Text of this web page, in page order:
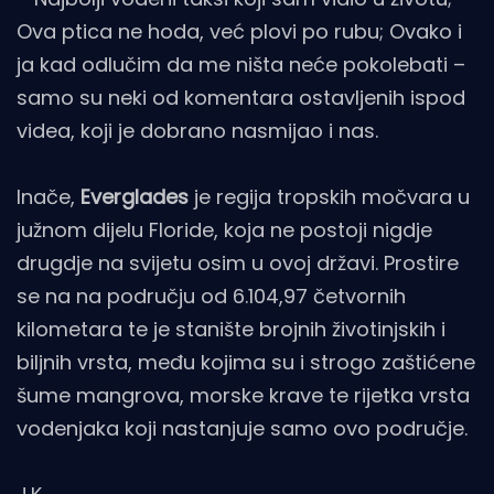
Ova ptica ne hoda, već plovi po rubu; Ovako i
ja kad odlučim da me ništa neće pokolebati –
samo su neki od komentara ostavljenih ispod
videa, koji je dobrano nasmijao i nas.
Inače, Everglades je regija tropskih močvara u
južnom dijelu Floride, koja ne postoji nigdje
drugdje na svijetu osim u ovoj državi. Prostire
se na na području od 6.104,97 četvornih
kilometara te je stanište brojnih životinjskih i
biljnih vrsta, među kojima su i strogo zaštićene
šume mangrova, morske krave te rijetka vrsta
vodenjaka koji nastanjuje samo ovo područje.